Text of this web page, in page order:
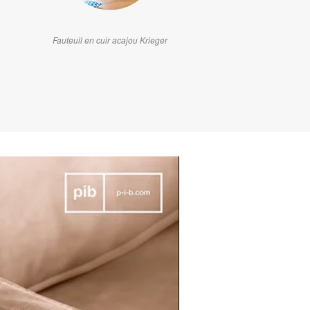
Fauteuil en cuir acajou Krieger